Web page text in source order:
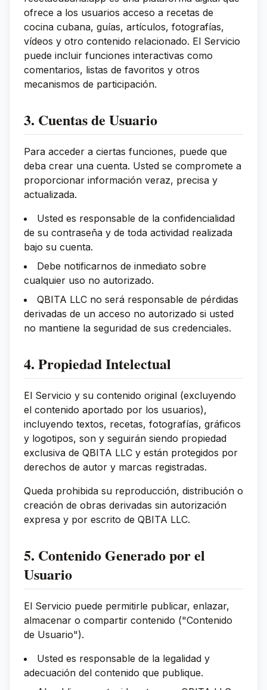
ofrece a los usuarios acceso a recetas de
cocina cubana, guías, artículos, fotografías,
vídeos y otro contenido relacionado. El Servicio
puede incluir funciones interactivas como
comentarios, listas de favoritos y otros
mecanismos de participación.
3. Cuentas de Usuario
Para acceder a ciertas funciones, puede que
deba crear una cuenta. Usted se compromete a
proporcionar información veraz, precisa y
actualizada.
Usted es responsable de la confidencialidad
de su contraseña y de toda actividad realizada
bajo su cuenta.
Debe notificarnos de inmediato sobre
cualquier uso no autorizado.
QBITA LLC no será responsable de pérdidas
derivadas de un acceso no autorizado si usted
no mantiene la seguridad de sus credenciales.
4. Propiedad Intelectual
El Servicio y su contenido original (excluyendo
el contenido aportado por los usuarios),
incluyendo textos, recetas, fotografías, gráficos
y logotipos, son y seguirán siendo propiedad
exclusiva de QBITA LLC y están protegidos por
derechos de autor y marcas registradas.
Queda prohibida su reproducción, distribución o
creación de obras derivadas sin autorización
expresa y por escrito de QBITA LLC.
5. Contenido Generado por el
Usuario
El Servicio puede permitirle publicar, enlazar,
almacenar o compartir contenido ("Contenido
de Usuario").
Usted es responsable de la legalidad y
adecuación del contenido que publique.